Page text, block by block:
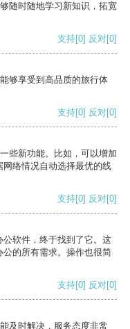
随时随地学习新知识，拓宽
支持[0] 反对[0]
够享受到高品质的旅行体
支持[0] 反对[0]
些新功能。比如，可以增加
络情况自动选择最优的线
支持[0] 反对[0]
软件，终于找到了它。这
的所有需求。操作也很简
支持[0] 反对[0]
及时解决，服务态度非常